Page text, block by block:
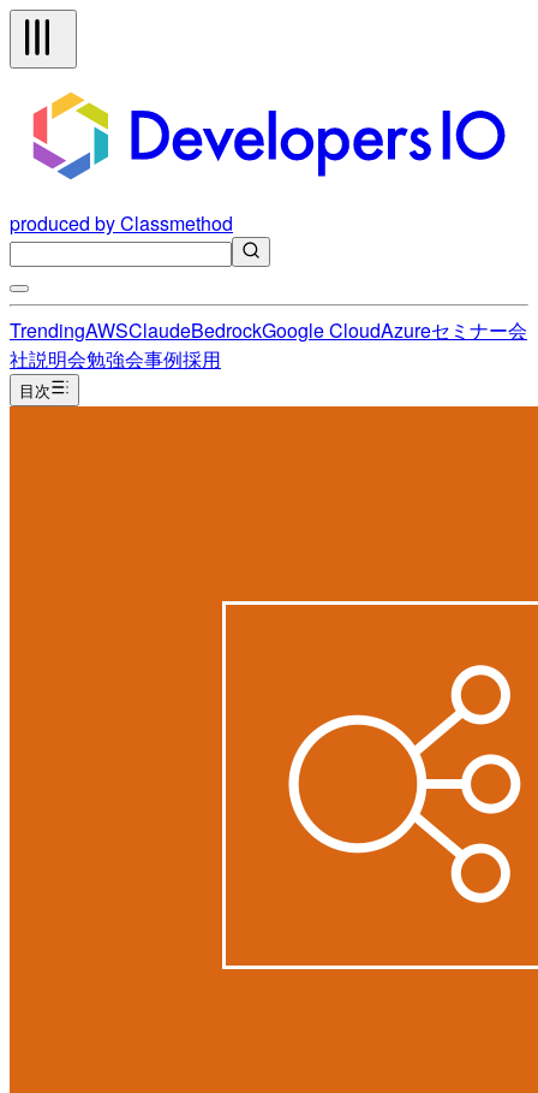
produced by Classmethod
TrendingAWSClaudeBedrockGoogle CloudAzureセミナー会
社説明会勉強会事例採用
目次